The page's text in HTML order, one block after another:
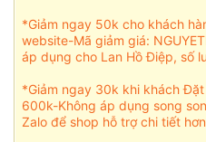
*Giảm ngay 50k cho khách
website-Mã giảm giá:
áp dụng cho Lan Hồ Điệp, số
*Giảm ngay 30k khi khách
600k-Không áp dụng song
Zalo để shop hỗ trợ chi tiết